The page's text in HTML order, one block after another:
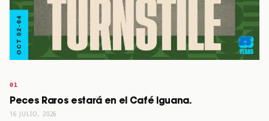
Peces Raros estará en el Café Iguana.
16 JULIO, 2026